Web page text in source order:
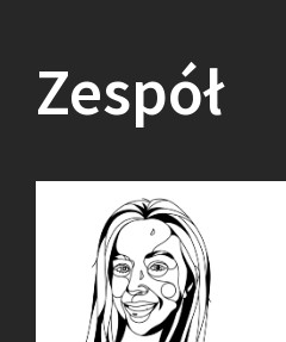
Zespół